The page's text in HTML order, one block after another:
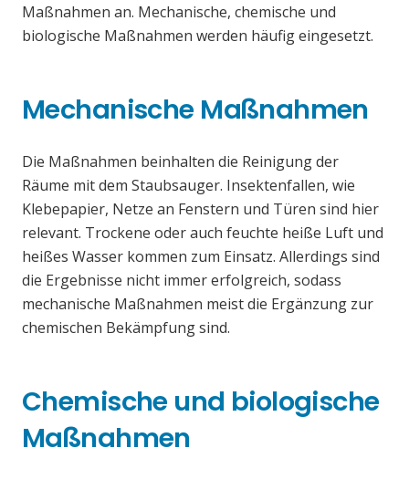
Maßnahmen an. Mechanische, chemische und
biologische Maßnahmen werden häufig eingesetzt.
Mechanische Maßnahmen
Die Maßnahmen beinhalten die Reinigung der
Räume mit dem Staubsauger. Insektenfallen, wie
Klebepapier, Netze an Fenstern und Türen sind hier
relevant. Trockene oder auch feuchte heiße Luft und
heißes Wasser kommen zum Einsatz. Allerdings sind
die Ergebnisse nicht immer erfolgreich, sodass
mechanische Maßnahmen meist die Ergänzung zur
chemischen Bekämpfung sind.
Chemische und biologische
Maßnahmen